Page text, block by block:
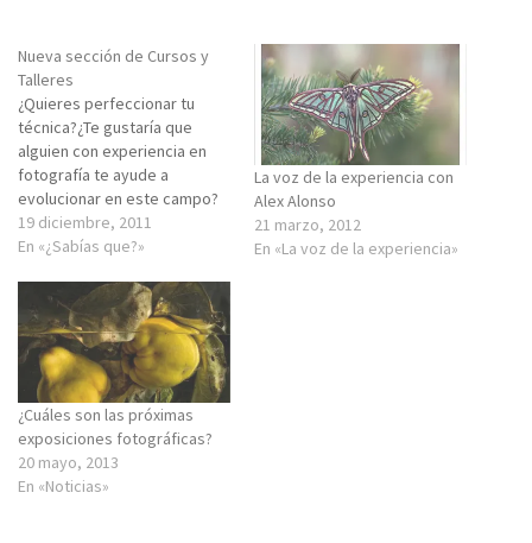
Nueva sección de Cursos y
Talleres
¿Quieres perfeccionar tu
técnica?¿Te gustaría que
alguien con experiencia en
fotografía te ayude a
evolucionar en este campo?
Atendiendo a estas
necesidades, FotoRed
el blog, Cursos y Talleres,
para los usuarios de
FotoRed, que quieran ofrecer
su experiencia para realizar
cursos y talleres para
aprender…
19 diciembre, 2011
En «¿Sabías que?»
La voz de la experiencia con
Alex Alonso
21 marzo, 2012
En «La voz de la experiencia»
¿Cuáles son las próximas
exposiciones fotográficas?
20 mayo, 2013
En «Noticias»